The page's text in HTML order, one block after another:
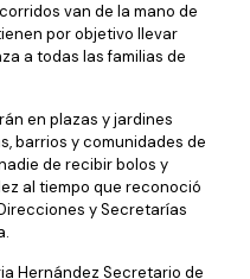
van de la mano de
por objetivo llevar
a todas las familias de
en plazas y jardines
barrios y comunidades de
de recibir bolos y
al tiempo que reconoció
y Secretarías
Hernández Secretario de